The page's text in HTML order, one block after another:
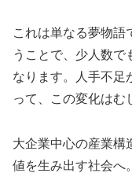
これは単なる夢物語
うことで、少人数で
なります。人手不足
って、この変化はむ
大企業中心の産業構
値を生み出す社会へ